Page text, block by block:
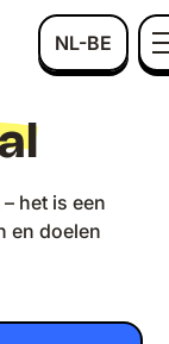
NL-BE
het is een
en doelen